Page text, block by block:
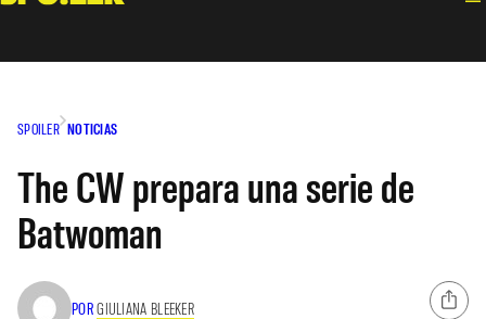
SPOILER NOTICIAS
The CW prepara una serie de
Batwoman
PORGIULIANA BLEEKER